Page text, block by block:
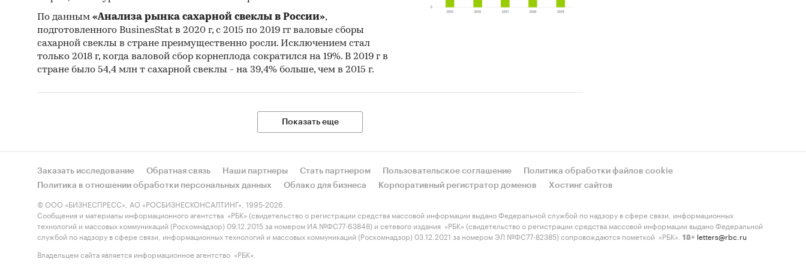
Материалы Организации экономического сотрудничества и
развития (Organization for Economic Cooperation and
Development).
Материалы International Trade Centre.
Материалы Index Mundi.
Результаты исследований DISCOVERY Research Group.
Объем и структура выборки
объема выборочной совокупности. Обработке и анализу подлежат
все доступные исследователю документы.
Категории: Сельское хозяйство / ... / Овощи / Свекла
Сельское хозяйство / ... / Производственные культуры / Сахарная свекла
По данным «Анализа рынка сахарной свеклы в России»,
подготовленного BusinesStat в 2020 г, с 2015 по 2019 гг валовые сборы
сахарной свеклы в стране преимущественно росли. Исключением стал
только 2018 г, когда валовой сбор корнеплода сократился на 19%. В 2019 г в
стране было 54,4 млн т сахарной свеклы - на 39,4% больше, чем в 2015 г.
Показать еще
Заказать исследование Обратная связь Наши партнеры Стать партнером Пользовательское соглашение
Политика обработки файлов cookie
Политика в отношении обработки персональных данных
Облако для бизнеса Корпоративный регистратор доменов Хостинг сайтов
© ООО «БИЗНЕСПРЕСС», АО «РОСБИЗНЕСКОНСАЛТИНГ», 1995-2026.
Сообщения и материалы информационного агентства «РБК» (свидетельство о регистрации средства массовой информации выдано Федеральной службой по надзору в сфере связи, информационных
технологий и массовых коммуникаций (Роскомнадзор) 09.12.2015 за номером ИА №ФС77-63848) и сетевого издания «РБК» (свидетельство о регистрации средства массовой информации выдано Федеральной
службой по надзору в сфере связи, информационных технологий и массовых коммуникаций (Роскомнадзор) 03.12.2021 за номером ЭЛ №ФС77-82385) сопровождаются пометкой «РБК».
18+ letters@rbc.ru
Владельцем сайта является информационное агентство «РБК».